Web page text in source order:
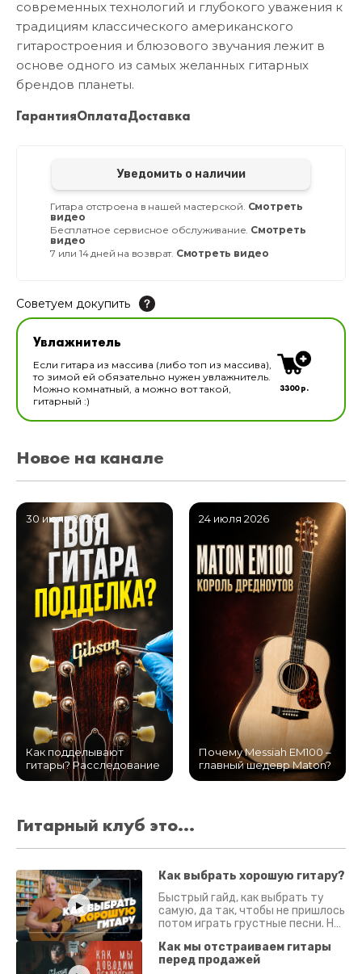
современных технологий и глубокого уважения к
традициям классического американского
гитаростроения и блюзового звучания лежит в
основе одного из самых желанных гитарных
брендов планеты.
ГарантияОплатаДоставка
Уведомить о наличии
Гитара отстроена в нашей мастерской. Смотреть
видео
Бесплатное сервисное обслуживание. Смотреть
видео
7 или 14 дней на возврат. Смотреть видео
Советуем докупить
Увлажнитель для музыкальных инструментов
В наличии
Увлажнитель
Если гитара из массива (либо топ из массива),
то зимой ей обязательно нужен увлажнитель.
Можно комнатный, а можно вот такой,
гитарный :)
3300 р.
Новое на канале
30 июля 2026
Как подделывают
гитары? Расследование
24 июля 2026
Почему Messiah EM100 –
главный шедевр Maton?
Гитарный клуб это...
Как выбрать хорошую гитару?
Быстрый гайд, как выбрать ту
самую, да так, чтобы не пришлось
потом играть грустные песни. На
Как мы отстраиваем гитары
перед продажей